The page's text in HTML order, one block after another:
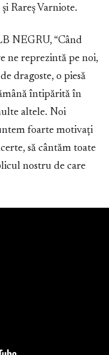
Rareș Varniote.
NEGRU, “Când
ne reprezintă pe noi,
dragoste, o piesă
întipărită în
altele. Noi
foarte motivați
să cântăm toate
nostru de care